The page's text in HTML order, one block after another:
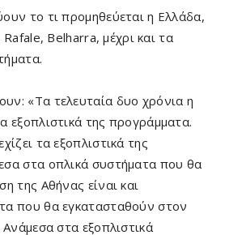
το τι προμηθεύεται η Ελλάδα,
Belharra, μέχρι και τα
«Τα τελευταία δυο χρόνια η
εξοπλιστικά της προγράμματα.
τα εξοπλιστικά της
στα οπλικά συστήματα που θα
της Αθήνας είναι και
που θα εγκατασταθούν στον
στα εξοπλιστικά